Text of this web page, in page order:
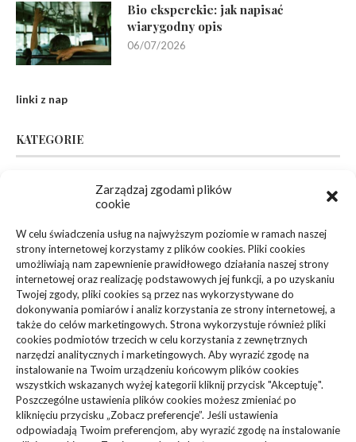
Zarządzaj zgodami plików
cookie
W celu świadczenia usług na najwyższym poziomie w ramach naszej
strony internetowej korzystamy z plików cookies. Pliki cookies
umożliwiają nam zapewnienie prawidłowego działania naszej strony
internetowej oraz realizację podstawowych jej funkcji, a po uzyskaniu
Twojej zgody, pliki cookies są przez nas wykorzystywane do
dokonywania pomiarów i analiz korzystania ze strony internetowej, a
także do celów marketingowych. Strona wykorzystuje również pliki
cookies podmiotów trzecich w celu korzystania z zewnętrznych
narzędzi analitycznych i marketingowych. Aby wyrazić zgodę na
instalowanie na Twoim urządzeniu końcowym plików cookies
wszystkich wskazanych wyżej kategorii kliknij przycisk "Akceptuję".
Poszczególne ustawienia plików cookies możesz zmieniać po
kliknięciu przycisku „Zobacz preferencje”. Jeśli ustawienia
odpowiadają Twoim preferencjom, aby wyrazić zgodę na instalowanie
Bio eksperckie: jak napisać
wiarygodny opis
06/07/2026
linki z nap
KATEGORIE
(94)
Dom, Ogród
Zdrowie, Medycyna
Edukacja, Rozrywka (36)
Sport, Turystyka
Budownictwo, Przemysł
Technologie (23)